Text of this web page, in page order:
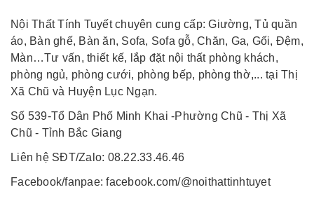
Nội Thất Tính Tuyết chuyên cung cấp: Giường, Tủ quần
áo, Bàn ghế, Bàn ăn, Sofa, Sofa gỗ, Chăn, Ga, Gối, Đệm,
Màn…Tư vấn, thiết kế, lắp đặt nội thất phòng khách,
phòng ngủ, phòng cưới, phòng bếp, phòng thờ,... tại Thị
Xã Chũ và Huyện Lục Ngạn.
Số 539-Tổ Dân Phố Minh Khai -Phường Chũ - Thị Xã
Chũ - Tỉnh Bắc Giang
Liên hệ SĐT/Zalo: 08.22.33.46.46
Facebook/fanpae: facebook.com/@noithattinhtuyet